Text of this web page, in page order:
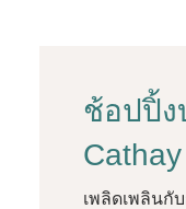
ช้อปปิ้ง
Cathay
เพลิดเพลินกั